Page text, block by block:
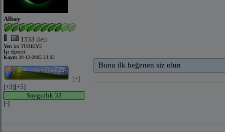
Albay
1533 ileti
Yer: im TÜRKİYE
İş: öğrenci
Kayıt: 20-12-2005 23:02
[+]
[+3][+5]
Saygınlık 33
[-]
Bunu ilk beğenen siz olun